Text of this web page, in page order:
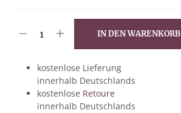
IN DEN WARENKORB
kostenlose Lieferung
innerhalb Deutschlands
kostenlose Retoure
innerhalb Deutschlands